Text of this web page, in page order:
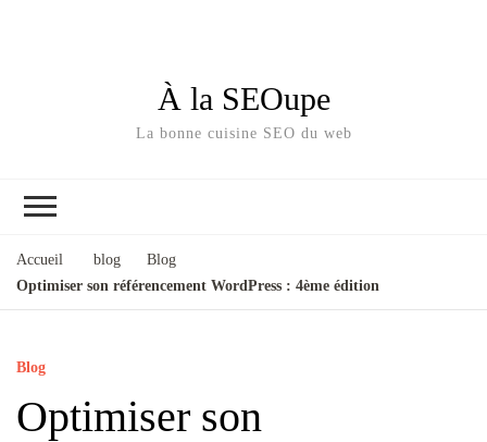
À la SEOupe
La bonne cuisine SEO du web
Accueil blog
Blog
Optimiser son référencement WordPress : 4ème édition
Blog
Optimiser son